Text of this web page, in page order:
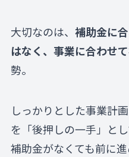
大切なのは、 補助金に
はなく、事業に合わせ
勢。
しっかりとした事業計
を「後押しの一手」とし
補助金がなくても前に